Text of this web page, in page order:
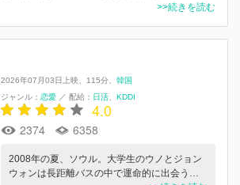
>>続きを読む
2026年07月03日上映 115分
韓国
ジャンル： 恋愛 ／ 配給： 日活 KDDI
4.0
2374 6358
2008年の夏、ソウル。大学生のウノとジョン
ウォンは長距離バスの中で運命的に出会う…